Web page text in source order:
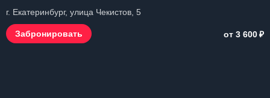
г. Екатеринбург, улица Чекистов, 5
Забронировать от 3 600₽